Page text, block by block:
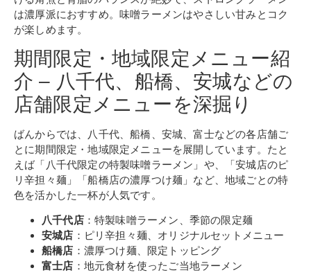
は濃厚派におすすめ。味噌ラーメンはやさしい甘みとコク
が楽しめます。
期間限定・地域限定メニュー紹
介 – 八千代、船橋、安城などの
店舗限定メニューを深掘り
ばんからでは、八千代、船橋、安城、富士などの各店舗ご
とに期間限定・地域限定メニューを展開しています。たと
えば「八千代限定の特製味噌ラーメン」や、「安城店のピ
リ辛担々麺」「船橋店の濃厚つけ麺」など、地域ごとの特
色を活かした一杯が人気です。
八千代店：特製味噌ラーメン、季節の限定麺
安城店 ：ピリ辛担々麺、オリジナルセットメニュー
船橋店 ：濃厚つけ麺、限定トッピング
富士店 ：地元食材を使ったご当地ラーメン